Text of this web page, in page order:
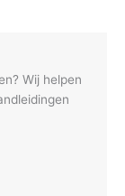
Wij helpen